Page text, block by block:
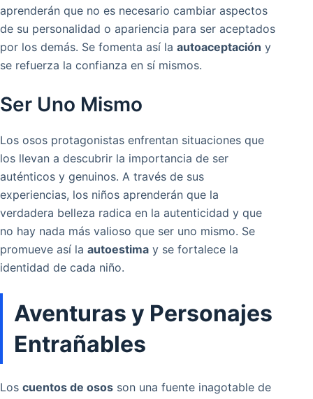
aprenderán que no es necesario cambiar aspectos
de su personalidad o apariencia para ser aceptados
por los demás. Se fomenta así la autoaceptación y
se refuerza la confianza en sí mismos.
Ser Uno Mismo
Los osos protagonistas enfrentan situaciones que
los llevan a descubrir la importancia de ser
auténticos y genuinos. A través de sus
experiencias, los niños aprenderán que la
verdadera belleza radica en la autenticidad y que
no hay nada más valioso que ser uno mismo. Se
promueve así la autoestima y se fortalece la
identidad de cada niño.
Aventuras y Personajes
Entrañables
Los cuentos de osos son una fuente inagotable de